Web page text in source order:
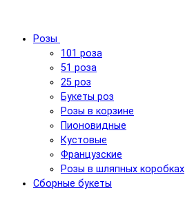
Розы
101 роза
51 роза
25 роз
Букеты роз
Розы в корзине
Пионовидные
Кустовые
Французские
Розы в шляпных коробках
Сборные букеты